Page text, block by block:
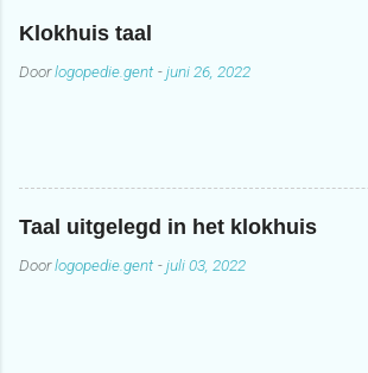
Klokhuis taal
Doorlogopedie.gent -juni 26, 2022
Taal uitgelegd in het klokhuis
Doorlogopedie.gent -juli 03, 2022